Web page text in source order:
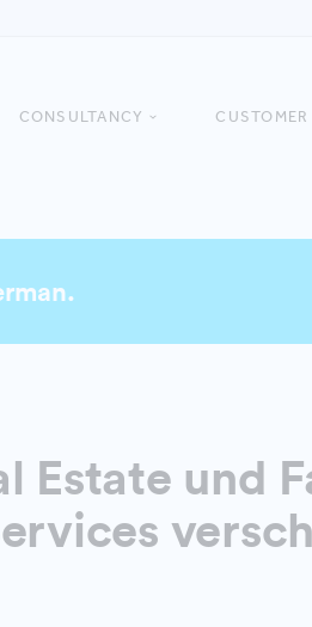
CONSULTANCY CUSTOMER
Estate und